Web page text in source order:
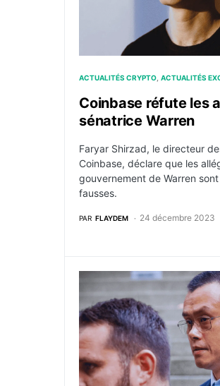
ACTUALITÉS CRYPTO ACTUALITÉS
Coinbase réfute les
sénatrice Warren
Faryar Shirzad, le directeur
Coinbase, déclare que les
gouvernement de Warren
fausses.
PAR FLAYDEM 24 décembre 2023
La justice américaine